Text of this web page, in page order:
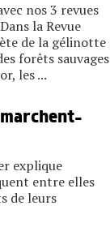
nos 3 revues
la Revue
de la gélinotte
forêts sauvages
les ...
explique
entre elles
de leurs